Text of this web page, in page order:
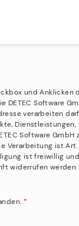
und Anklicken
DETEC Software
verarbeiten
Dienstleistungen,
Software GmbH
Verarbeitung ist Art.
ist freiwillig
widerrufen werden.
*